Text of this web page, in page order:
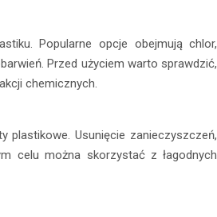
Popularne opcje obejmują chlor,
Przed użyciem warto sprawdzić,
chemicznych.
plastikowe. Usunięcie zanieczyszczeń,
celu można skorzystać z łagodnych